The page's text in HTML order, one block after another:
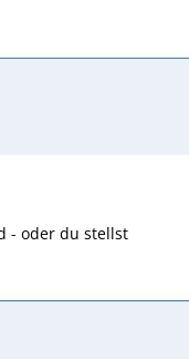
- oder du stellst